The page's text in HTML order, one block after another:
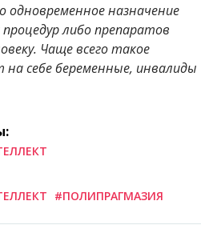
одновременное назначение
либо препаратов
Чаще всего такое
себе беременные, инвалиды
#ПОЛИПРАГМАЗИЯ